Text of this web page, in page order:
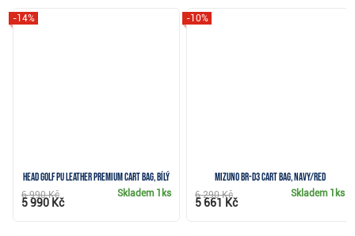
Head Golf PU Leather Premium cart bag, bílý
-14%
Skladem 1ks
6 990 Kč
5 990 Kč
Mizuno BR-D3 cart bag, navy/red
-10%
Skladem 1ks
6 290 Kč
5 661 Kč